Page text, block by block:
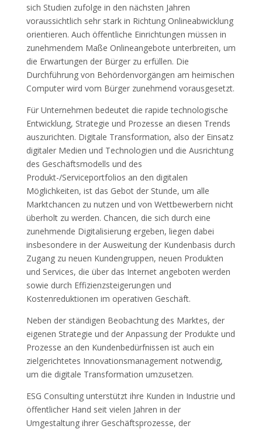
sich Studien zufolge in den nächsten Jahren
voraussichtlich sehr stark in Richtung Onlineabwicklung
orientieren. Auch öffentliche Einrichtungen müssen in
zunehmendem Maße Onlineangebote unterbreiten, um
die Erwartungen der Bürger zu erfüllen. Die
Durchführung von Behördenvorgängen am heimischen
Computer wird vom Bürger zunehmend vorausgesetzt.
Für Unternehmen bedeutet die rapide technologische
Entwicklung, Strategie und Prozesse an diesen Trends
auszurichten. Digitale Transformation, also der Einsatz
digitaler Medien und Technologien und die Ausrichtung
des Geschäftsmodells und des
Produkt-/Serviceportfolios an den digitalen
Möglichkeiten, ist das Gebot der Stunde, um alle
Marktchancen zu nutzen und von Wettbewerbern nicht
überholt zu werden. Chancen, die sich durch eine
zunehmende Digitalisierung ergeben, liegen dabei
insbesondere in der Ausweitung der Kundenbasis durch
Zugang zu neuen Kundengruppen, neuen Produkten
und Services, die über das Internet angeboten werden
sowie durch Effizienzsteigerungen und
Kostenreduktionen im operativen Geschäft.
Neben der ständigen Beobachtung des Marktes, der
eigenen Strategie und der Anpassung der Produkte und
Prozesse an den Kundenbedürfnissen ist auch ein
zielgerichtetes Innovationsmanagement notwendig,
um die digitale Transformation umzusetzen.
ESG Consulting unterstützt ihre Kunden in Industrie und
öffentlicher Hand seit vielen Jahren in der
Umgestaltung ihrer Geschäftsprozesse, der